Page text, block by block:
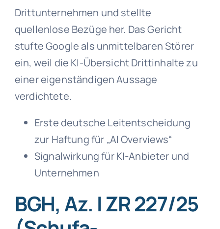
Drittunternehmen und stellte
quellenlose Bezüge her. Das Gericht
stufte Google als unmittelbaren Störer
ein, weil die KI-Übersicht Drittinhalte zu
einer eigenständigen Aussage
verdichtete.
Erste deutsche Leitentscheidung
zur Haftung für „AI Overviews“
Signalwirkung für KI-Anbieter und
Unternehmen
BGH, Az. I ZR 227/25